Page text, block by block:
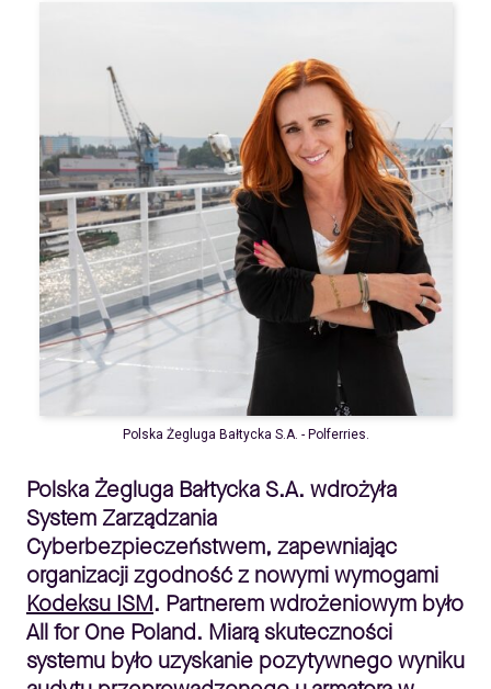
Polska Żegluga Bałtycka S.A. - Polferries.
Polska Żegluga BałtyckaS.A. wdrożyła
System Zarządzania
Cyberbezpieczeństwem, zapewniając
organizacji zgodność z nowymi wymogami
Kodeksu ISM. Partnerem wdrożeniowym było
All for One Poland. Miarą skuteczności
systemu było uzyskanie pozytywnego wyniku